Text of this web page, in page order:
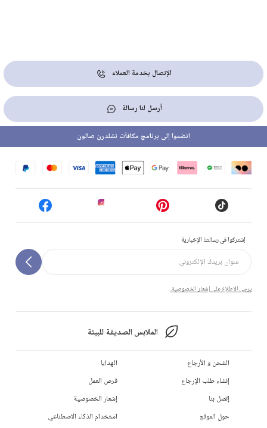
الإتصال بخدمة العملاء
أرسل لنا رسالة
إشتركوا في رسالتنا الإخبارية
يرجى الاطلاع على إشعار الخصوصية.
الملابس الصديقة للبيئة
انضموا إلى برنامج مكافآت تشلدرن صالون
الشحن و الأرجاع
إنشاء طلب الإرجاع
إتصل بنا
حول الموقع
الهدايا
فرص العمل
إشعار الخصوصية
استخدام الذكاء الاصطناعي